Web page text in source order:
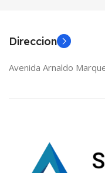
Direccion
Avenida Arnaldo